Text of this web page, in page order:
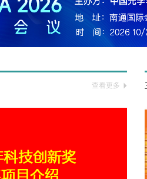
查看更多